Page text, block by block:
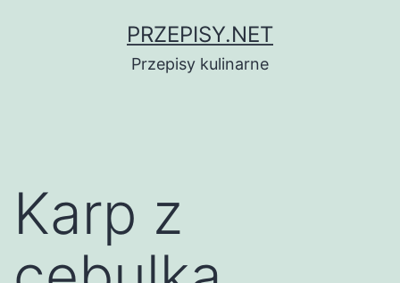
PRZEPISY.NET
Przepisy kulinarne
Karp z